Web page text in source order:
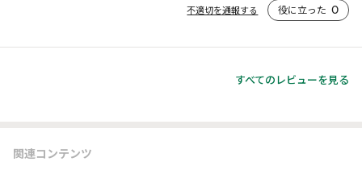
不適切を通報する 役に立った 0
すべてのレビューを見る
関連コンテンツ